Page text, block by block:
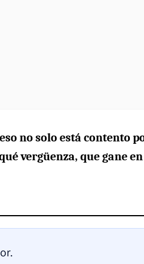
no solo está contento
vergüenza, que gane en